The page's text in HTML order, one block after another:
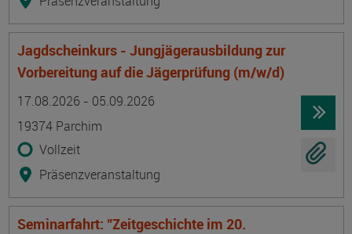
Jagdscheinkurs - Jungjägerausbildung zur
Vorbereitung auf die Jägerprüfung (m/w/d)
17.08.2026 - 05.09.2026
19374 Parchim
Vollzeit
Präsenzveranstaltung
Seminarfahrt: "Zeitgeschichte im 20.